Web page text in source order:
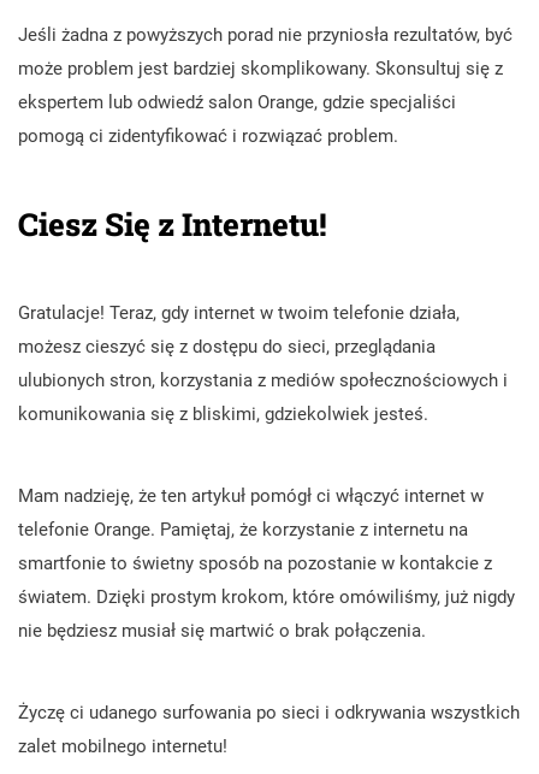
Jeśli żadna z powyższych porad nie przyniosła rezultatów, być
może problem jest bardziej skomplikowany. Skonsultuj się z
ekspertem lub odwiedź salon Orange, gdzie specjaliści
pomogą ci zidentyfikować i rozwiązać problem.
Ciesz Się z Internetu!
Gratulacje! Teraz, gdy internet w twoim telefonie działa,
możesz cieszyć się z dostępu do sieci, przeglądania
ulubionych stron, korzystania z mediów społecznościowych i
komunikowania się z bliskimi, gdziekolwiek jesteś.
Mam nadzieję, że ten artykuł pomógł ci włączyć internet w
telefonie Orange. Pamiętaj, że korzystanie z internetu na
smartfonie to świetny sposób na pozostanie w kontakcie z
światem. Dzięki prostym krokom, które omówiliśmy, już nigdy
nie będziesz musiał się martwić o brak połączenia.
Życzę ci udanego surfowania po sieci i odkrywania wszystkich
zalet mobilnego internetu!